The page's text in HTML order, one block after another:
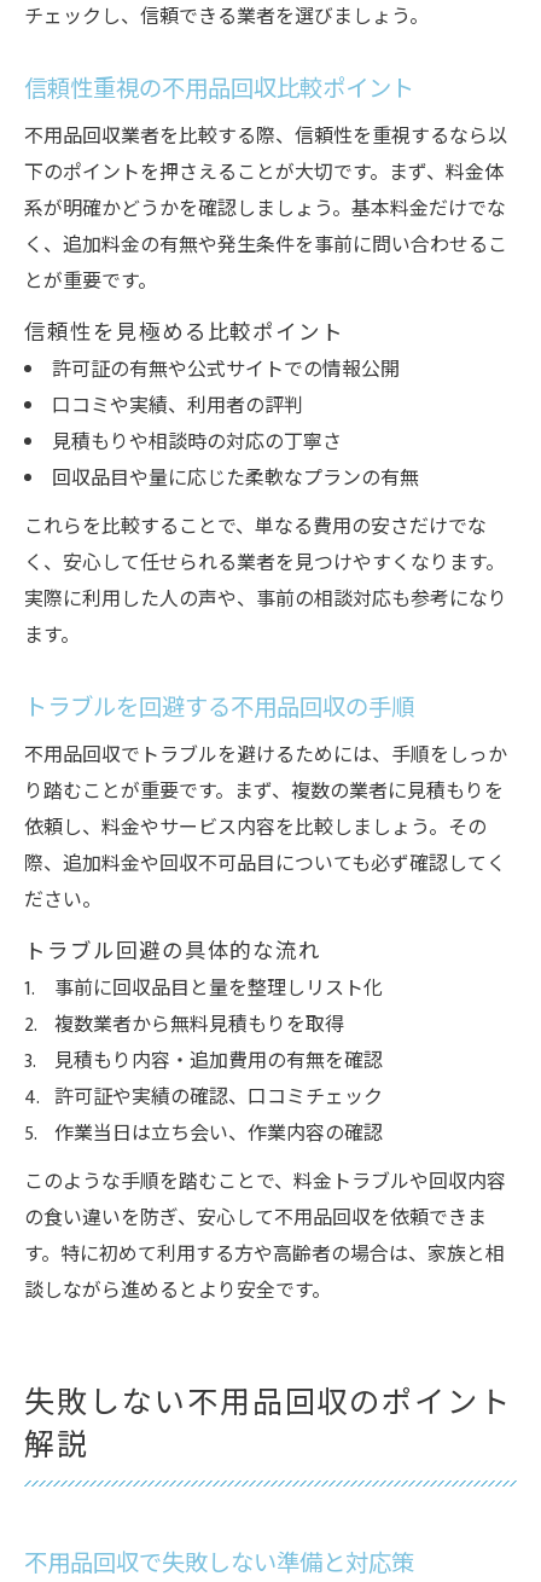
チェックし、信頼できる業者を選びましょう。
信頼性重視の不用品回収比較ポイント
不用品回収業者を比較する際、信頼性を重視するなら以
下のポイントを押さえることが大切です。まず、料金体
系が明確かどうかを確認しましょう。基本料金だけでな
く、追加料金の有無や発生条件を事前に問い合わせるこ
とが重要です。
信頼性を見極める比較ポイント
許可証の有無や公式サイトでの情報公開
口コミや実績、利用者の評判
見積もりや相談時の対応の丁寧さ
回収品目や量に応じた柔軟なプランの有無
これらを比較することで、単なる費用の安さだけでな
く、安心して任せられる業者を見つけやすくなります。
実際に利用した人の声や、事前の相談対応も参考になり
ます。
トラブルを回避する不用品回収の手順
不用品回収でトラブルを避けるためには、手順をしっか
り踏むことが重要です。まず、複数の業者に見積もりを
依頼し、料金やサービス内容を比較しましょう。その
際、追加料金や回収不可品目についても必ず確認してく
ださい。
トラブル回避の具体的な流れ
事前に回収品目と量を整理しリスト化
複数業者から無料見積もりを取得
見積もり内容・追加費用の有無を確認
許可証や実績の確認、口コミチェック
作業当日は立ち会い、作業内容の確認
このような手順を踏むことで、料金トラブルや回収内容
の食い違いを防ぎ、安心して不用品回収を依頼できま
す。特に初めて利用する方や高齢者の場合は、家族と相
談しながら進めるとより安全です。
失敗しない不用品回収のポイント
解説
不用品回収で失敗しない準備と対応策